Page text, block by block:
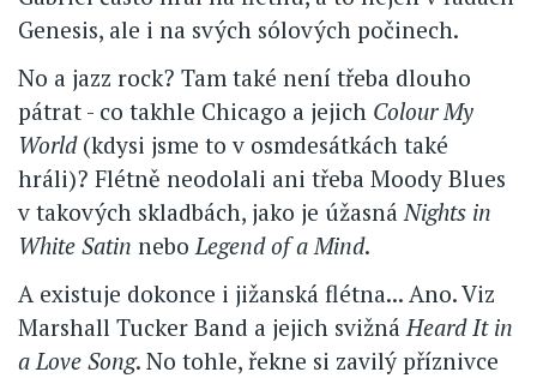
Genesis, ale i na svých sólových počinech.
No a jazz rock? Tam také není třeba dlouho
pátrat - co takhle Chicago a jejich Colour My
World(kdysi jsme to v osmdesátkách také
hráli)? Flétně neodolali ani třeba Moody Blues
v takových skladbách, jako je úžasnáNights in
White Satin neboLegend of a Mind.
A existuje dokonce i jižanská flétna... Ano. Viz
Marshall Tucker Band a jejich svižnáHeard It in
a Love Song. No tohle, řekne si zavilý příznivce